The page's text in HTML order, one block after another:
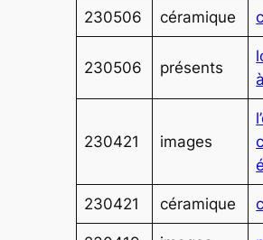
230506 céramique
230506 présents
230421 images
230421 céramique